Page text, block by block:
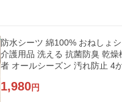
防水シーツ 綿100% おねしょ
介護用品 洗える 抗菌防臭 乾燥
者 オールシーズン 汚れ防止 4
1,980円